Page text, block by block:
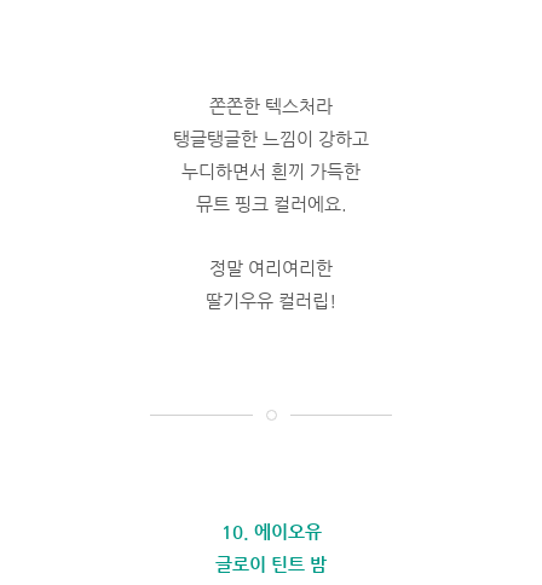
쫀쫀한 텍스처라
탱글탱글한 느낌이 강하고
누디하면서 흰끼 가득한
뮤트 핑크 컬러에요.
정말 여리여리한
딸기우유 컬러립!
10. 에이오유
글로이 틴트 밤